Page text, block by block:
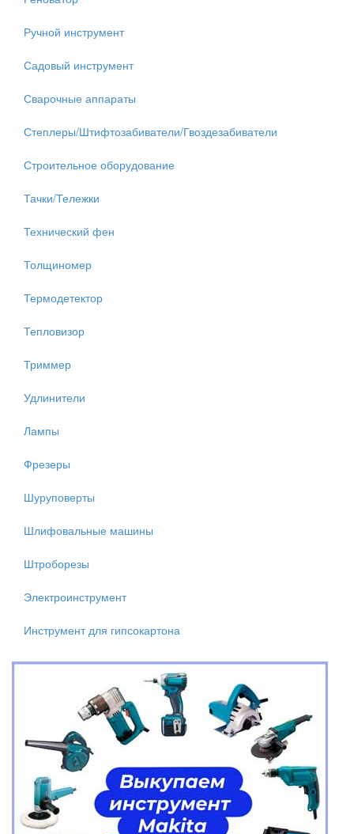
Ручной инструмент
Садовый инструмент
Сварочные аппараты
Степлеры/Штифтозабиватели/Гвоздезабиватели
Строительное оборудование
Тачки/Тележки
Технический фен
Толщиномер
Термодетектор
Тепловизор
Триммер
Удлинители
Лампы
Фрезеры
Шуруповерты
Шлифовальные машины
Штроборезы
Электроинструмент
Инструмент для гипсокартона